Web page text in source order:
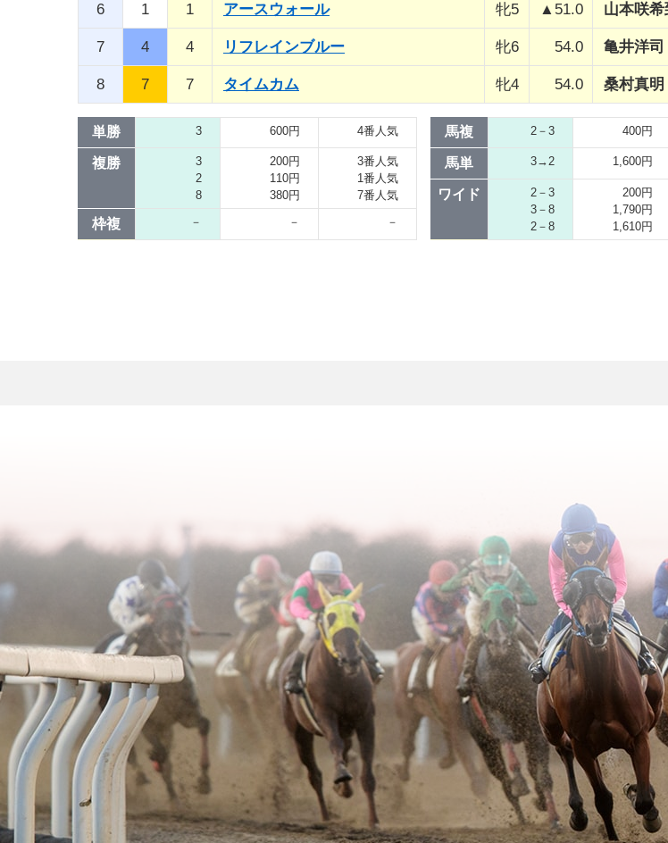
6 1 1 アースウォール 牝5 ▲51.0 山本咲希
7 4 4 リフレインブルー 牝6 54.0 亀井洋司
8 7 7 タイムカム 牝4 54.0 桑村真明
単勝 3 600円 4番人気
複勝
3
2
8
200円
110円
380円
3番人気
1番人気
7番人気
枠複 － － －
馬複 2－3 400円
馬単 3→2 1,600円
ワイド
2－3
3－8
2－8
200円
1,790円
1,610円